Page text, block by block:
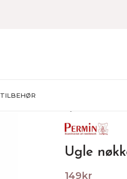
TILBEHØR
Ugle
149kr